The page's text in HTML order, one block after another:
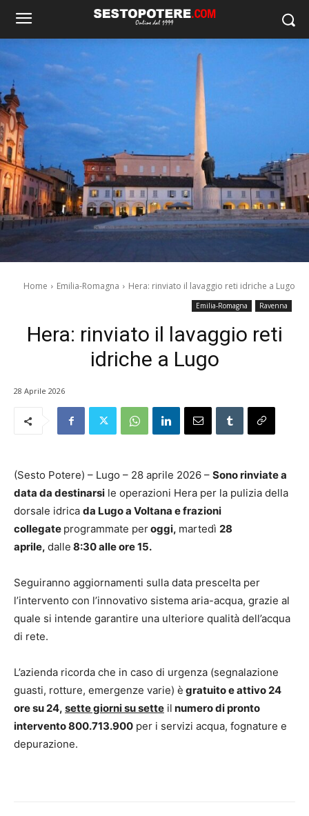
Home Emilia-Romagna Hera: rinviato il lavaggio reti idriche a Lugo
Emilia-Romagna Ravenna
Hera: rinviato il lavaggio reti
idriche a Lugo
28 Aprile 2026
(Sesto Potere) – Lugo – 28 aprile 2026 – Sono rinviate a
data da destinarsi le operazioni Hera per la pulizia della
dorsale idrica da Lugo a Voltana e frazioni
collegate programmate peroggi, martedì 28
aprile, dalle 8:30 alle ore 15.
Seguiranno aggiornamenti sulla data prescelta per
l’intervento con l’innovativo sistema aria-acqua, grazie al
quale si intende garantire una ulteriore qualità dell’acqua
di rete.
L’azienda ricorda che in caso di urgenza (segnalazione
guasti, rotture, emergenze varie) è gratuito e attivo 24
ore su 24, sette giorni su sette il numero di pronto
intervento 800.713.900 per i servizi acqua, fognature e
depurazione.